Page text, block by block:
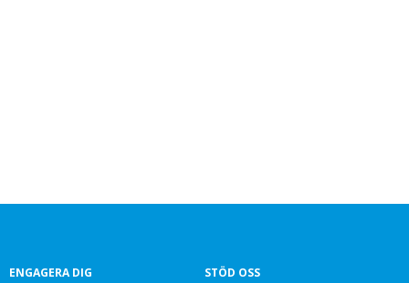
ENGAGERA DIG STÖD OSS